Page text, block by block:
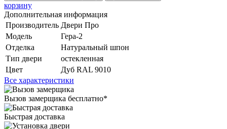
корзину
Дополнительная информация
Производитель Двери Про
Модель
Гера-2
Отделка
Натуральный шпон
Тип двери
остекленная
Цвет
Дуб RAL 9010
Все характеристики
Вызов замерщика бесплатно*
Быстрая доставка